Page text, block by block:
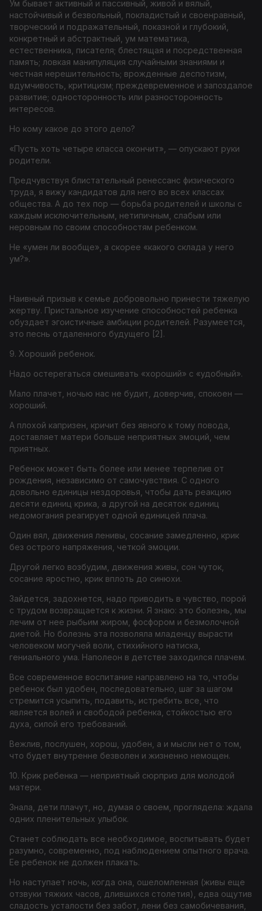
Ум бывает активный и пассивный, живой и вялый,
настойчивый и безвольный, покладистый и своенравный,
творческий и подражательный, показной и глубокий,
конкретный и абстрактный, ум математика,
естественника, писателя; блестящая и посредственная
память; ловкая манипуляция случайными знаниями и
честная нерешительность; врожденные деспотизм,
вдумчивость, критицизм; преждевременное и запоздалое
развитие; односторонность или разносторонность
интересов.
Но кому какое до этого дело?
«Пусть хоть четыре класса окончит», — опускают руки
родители.
Предчувствуя блистательный ренессанс физического
труда, я вижу кандидатов для него во всех классах
общества. А до тех пор — борьба родителей и школы с
каждым исключительным, нетипичным, слабым или
неровным по своим способностям ребенком.
Не «умен ли вообще», а скорее «какого склада у него
ум?».
Наивный призыв к семье добровольно принести тяжелую
жертву. Пристальное изучение способностей ребенка
обуздает эгоистичные амбиции родителей. Разумеется,
это песнь отдаленного будущего [2].
9. Хороший ребенок.
Надо остерегаться смешивать «хороший» с «удобный».
Мало плачет, ночью нас не будит, доверчив, спокоен —
хороший.
А плохой капризен, кричит без явного к тому повода,
доставляет матери больше неприятных эмоций, чем
приятных.
Ребенок может быть более или менее терпелив от
рождения, независимо от самочувствия. С одного
довольно единицы нездоровья, чтобы дать реакцию
десяти единиц крика, а другой на десяток единиц
недомогания реагирует одной единицей плача.
Один вял, движения ленивы, сосание замедленно, крик
без острого напряжения, четкой эмоции.
Другой легко возбудим, движения живы, сон чуток,
сосание яростно, крик вплоть до синюхи.
Зайдется, задохнется, надо приводить в чувство, порой
с трудом возвращается к жизни. Я знаю: это болезнь, мы
лечим от нее рыбьим жиром, фосфором и безмолочной
диетой. Но болезнь эта позволяла младенцу вырасти
человеком могучей воли, стихийного натиска,
гениального ума. Наполеон в детстве заходился плачем.
Все современное воспитание направлено на то, чтобы
ребенок был удобен, последовательно, шаг за шагом
стремится усыпить, подавить, истребить все, что
является волей и свободой ребенка, стойкостью его
духа, силой его требований.
Вежлив, послушен, хорош, удобен, а и мысли нет о том,
что будет внутренне безволен и жизненно немощен.
10. Крик ребенка — неприятный сюрприз для молодой
матери.
Знала, дети плачут, но, думая о своем, проглядела: ждала
одних пленительных улыбок.
Станет соблюдать все необходимое, воспитывать будет
разумно, современно, под наблюдением опытного врача.
Ее ребенок не должен плакать.
Но наступает ночь, когда она, ошеломленная (живы еще
отзвуки тяжких часов, длившихся столетия), едва ощутив
сладость усталости без забот, лени без самобичевания,